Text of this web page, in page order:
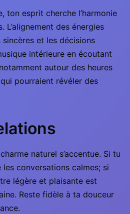
ton esprit cherche l’harmonie
L’alignement des énergies
et les décisions
intérieure en écoutant
autour des heures
pourraient révéler des
naturel s’accentue. Si tu
conversations calmes; si
légère et plaisante est
Reste fidèle à ta douceur